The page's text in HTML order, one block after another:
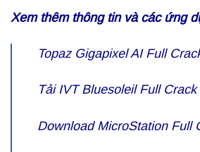
Xem thêm thông tin và các ứng
Topaz Gigapixel AI Full
Tải IVTBluesoleil Full Crack
Download MicroStation Full